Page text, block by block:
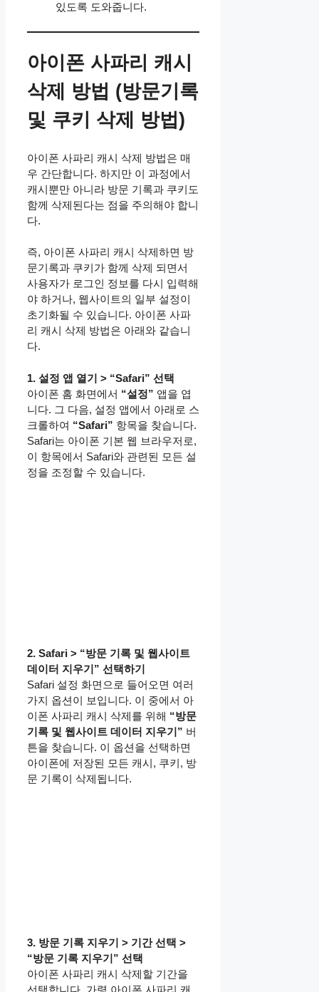
있도록 도와줍니다.
아이폰 사파리 캐시
삭제 방법 (방문기록
및 쿠키 삭제 방법)
아이폰 사파리 캐시 삭제 방법은 매
우 간단합니다. 하지만 이 과정에서
캐시뿐만 아니라 방문 기록과 쿠키도
함께 삭제된다는 점을 주의해야 합니
다.
즉, 아이폰 사파리 캐시 삭제하면 방
문기록과 쿠키가 함께 삭제 되면서
사용자가 로그인 정보를 다시 입력해
야 하거나, 웹사이트의 일부 설정이
초기화될 수 있습니다. 아이폰 사파
리 캐시 삭제 방법은 아래와 같습니
다.
1. 설정 앱 열기 > “Safari” 선택
아이폰 홈 화면에서 “설정” 앱을 엽
니다. 그 다음, 설정 앱에서 아래로 스
크롤하여 “Safari” 항목을 찾습니다.
Safari는 아이폰 기본 웹 브라우저로,
이 항목에서 Safari와 관련된 모든 설
정을 조정할 수 있습니다.
2. Safari > “방문 기록 및 웹사이트
데이터 지우기” 선택하기
Safari 설정 화면으로 들어오면 여러
가지 옵션이 보입니다. 이 중에서 아
이폰 사파리 캐시 삭제를 위해 “방문
기록 및 웹사이트 데이터 지우기” 버
튼을 찾습니다. 이 옵션을 선택하면
아이폰에 저장된 모든 캐시, 쿠키, 방
문 기록이 삭제됩니다.
3. 방문 기록 지우기 > 기간 선택 >
“방문 기록 지우기” 선택
아이폰 사파리 캐시 삭제할 기간을
선택합니다. 가령 아이폰 사파리 캐